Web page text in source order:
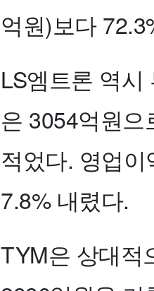
억원)보다
LS엠트론 역
은 3054억원
적었다. 영업
7.8% 내렸다.
TYM은 상대적